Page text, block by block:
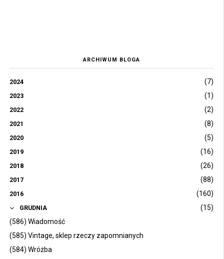
ARCHIWUM BLOGA
2024 (7)
2023 (1)
2022 (2)
2021 (8)
2020 (5)
2019 (16)
2018 (26)
2017 (88)
2016 (160)
GRUDNIA
(15)
(586) Wiadomość
(585) Vintage, sklep rzeczy zapomnianych
(584) Wróżba